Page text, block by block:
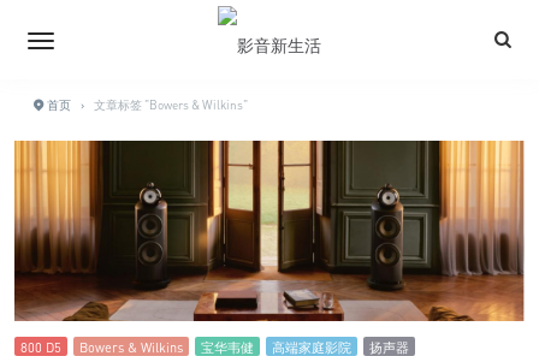
首页 › 文章标签 "Bowers & Wilkins"
800 D5 Bowers & Wilkins 宝华韦健 高端家庭影院 扬声器